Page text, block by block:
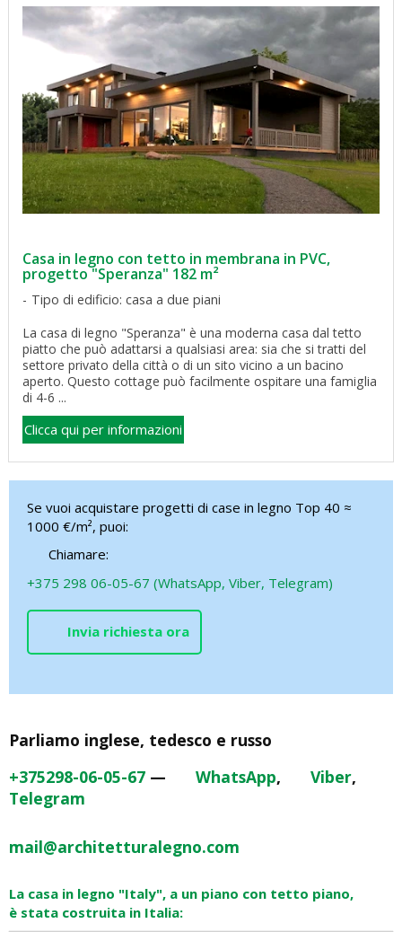
Casa in legno con tetto in membrana in PVC,
progetto "Speranza" 182 m²
Tipo di edificio: casa a due piani
La casa di legno "Speranza" è una moderna casa dal tetto
piatto che può adattarsi a qualsiasi area: sia che si tratti del
settore privato della città o di un sito vicino a un bacino
aperto. Questo cottage può facilmente ospitare una famiglia
di 4-6 ...
Clicca qui per informazioni
Se vuoi acquistare progetti di case in legno Top 40 ≈
1000 €/m², puoi:
Chiamare:
+375 298 06-05-67 (WhatsApp, Viber, Telegram)
Invia richiesta ora
Parliamo inglese, tedesco e russo
+375298-06-05-67 — WhatsApp, Viber,
Telegram
mail@architetturalegno.com
La casa in legno "Italy", a un piano con tetto piano,
è stata costruita in Italia: